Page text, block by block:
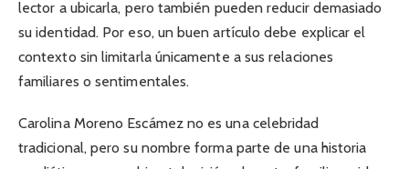
lector a ubicarla, pero también pueden reducir demasiado
su identidad. Por eso, un buen artículo debe explicar el
contexto sin limitarla únicamente a sus relaciones
familiares o sentimentales.
Carolina Moreno Escámez no es una celebridad
tradicional, pero su nombre forma parte de una historia